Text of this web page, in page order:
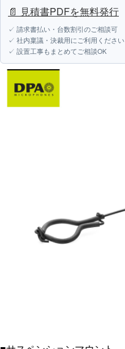
📄 見積書PDFを無料発行
✓ 請求書払い・台数割引のご相談可
✓ 社内稟議・決裁用にご利用ください
✓ 設置工事もまとめてご相談OK